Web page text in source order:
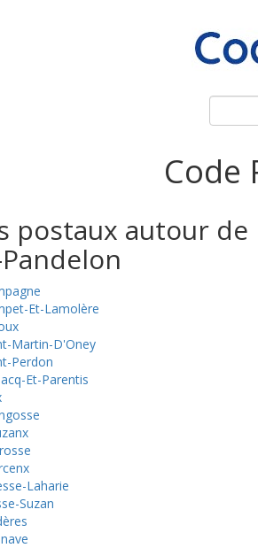
Code
postaux autour de
Et-Lamolère
Martin-D'Oney
Perdon
Et-Parentis
Laharie
Suzan